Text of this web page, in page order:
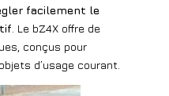
facilement le
. Le bZ4X offre de
conçus pour
d’usage courant.